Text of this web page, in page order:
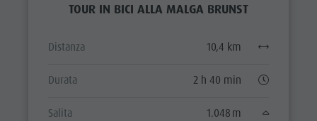
TOUR IN BICI ALLA MALGA BRUNST
Distanza 10,4 km
Durata 2 h 40 min
Salita 1.048 m